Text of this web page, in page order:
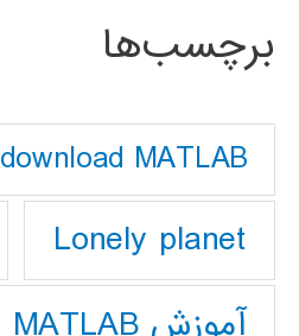
برچسب‌ها
download MATLAB
Lonely planet
آموزش MATLAB